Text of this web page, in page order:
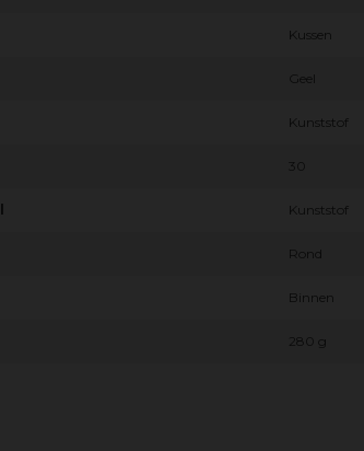
Kussen
Geel
Kunststof
30
Kunststof
Rond
Binnen
280 g